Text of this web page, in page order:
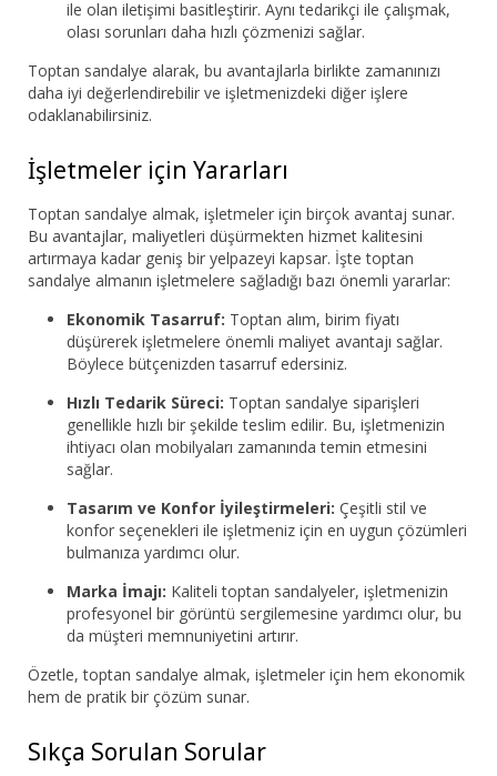
ile olan iletişimi basitleştirir. Aynı tedarikçi ile çalışmak,
olası sorunları daha hızlı çözmenizi sağlar.
Toptan sandalye alarak, bu avantajlarla birlikte zamanınızı
daha iyi değerlendirebilir ve işletmenizdeki diğer işlere
odaklanabilirsiniz.
İşletmeler için Yararları
Toptan sandalye almak, işletmeler için birçok avantaj sunar.
Bu avantajlar, maliyetleri düşürmekten hizmet kalitesini
artırmaya kadar geniş bir yelpazeyi kapsar. İşte toptan
sandalye almanın işletmelere sağladığı bazı önemli yararlar:
Ekonomik Tasarruf: Toptan alım, birim fiyatı
düşürerek işletmelere önemli maliyet avantajı sağlar.
Böylece bütçenizden tasarruf edersiniz.
Hızlı Tedarik Süreci: Toptan sandalye siparişleri
genellikle hızlı bir şekilde teslim edilir. Bu, işletmenizin
ihtiyacı olan mobilyaları zamanında temin etmesini
sağlar.
Tasarım ve Konfor İyileştirmeleri: Çeşitli stil ve
konfor seçenekleri ile işletmeniz için en uygun çözümleri
bulmanıza yardımcı olur.
Marka İmajı: Kaliteli toptan sandalyeler, işletmenizin
profesyonel bir görüntü sergilemesine yardımcı olur, bu
da müşteri memnuniyetini artırır.
Özetle, toptan sandalye almak, işletmeler için hem ekonomik
hem de pratik bir çözüm sunar.
Sıkça Sorulan Sorular